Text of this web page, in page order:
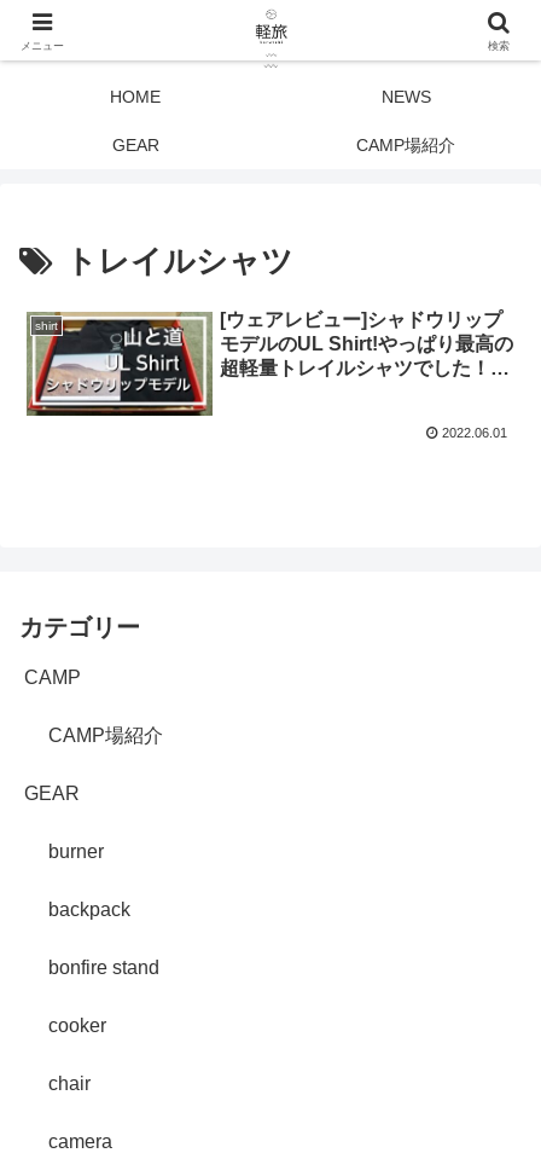
HOME NEWS
GEAR CAMP場紹介
トレイルシャツ
shirt
[ウェアレビュー]シャドウリップ
モデルのUL Shirt!やっぱり最高の
超軽量トレイルシャツでした！
2022.06.01
カテゴリー
CAMP
CAMP場紹介
GEAR
burner
backpack
bonfire stand
cooker
chair
camera
メニュー 検索